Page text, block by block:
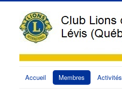
Accueil Membres Activités